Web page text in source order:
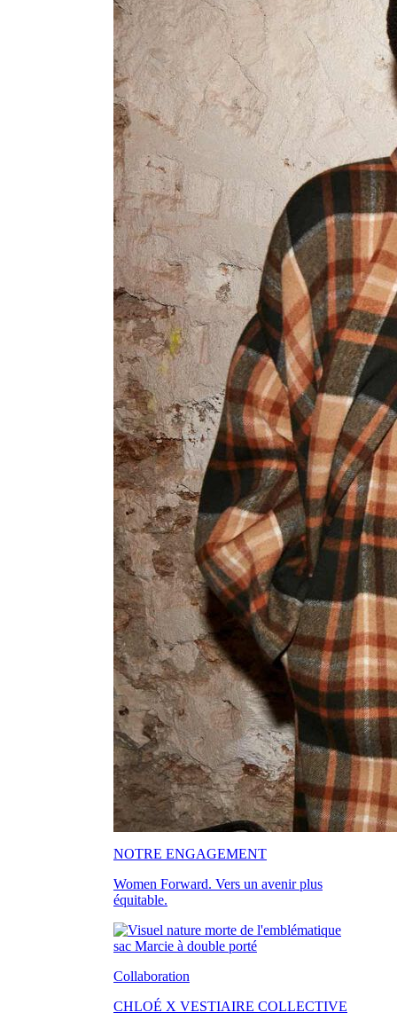
NOTRE ENGAGEMENT
Women Forward. Vers un avenir plus
équitable.
Collaboration
CHLOÉ X VESTIAIRE COLLECTIVE